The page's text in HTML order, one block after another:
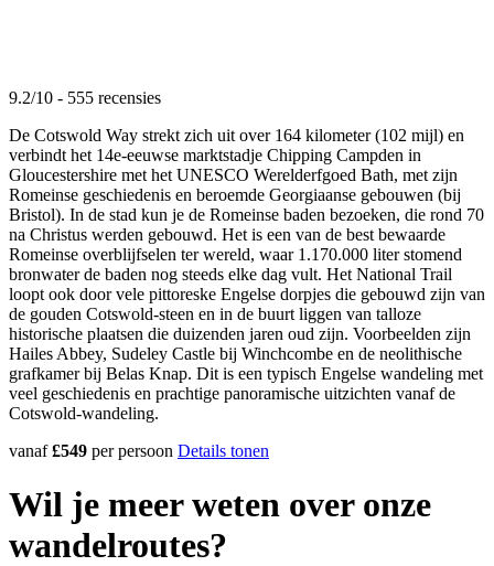
9.2/10 - 555 recensies
De Cotswold Way strekt zich uit over 164 kilometer (102 mijl) en
verbindt het 14e-eeuwse marktstadje Chipping Campden in
Gloucestershire met het UNESCO Werelderfgoed Bath, met zijn
Romeinse geschiedenis en beroemde Georgiaanse gebouwen (bij
Bristol). In de stad kun je de Romeinse baden bezoeken, die rond 70
na Christus werden gebouwd. Het is een van de best bewaarde
Romeinse overblijfselen ter wereld, waar 1.170.000 liter stomend
bronwater de baden nog steeds elke dag vult. Het National Trail
loopt ook door vele pittoreske Engelse dorpjes die gebouwd zijn van
de gouden Cotswold-steen en in de buurt liggen van talloze
historische plaatsen die duizenden jaren oud zijn. Voorbeelden zijn
Hailes Abbey, Sudeley Castle bij Winchcombe en de neolithische
grafkamer bij Belas Knap. Dit is een typisch Engelse wandeling met
veel geschiedenis en prachtige panoramische uitzichten vanaf de
Cotswold-wandeling.
vanaf£549 per persoon Details tonen
Wil je meer weten over onze
wandelroutes?